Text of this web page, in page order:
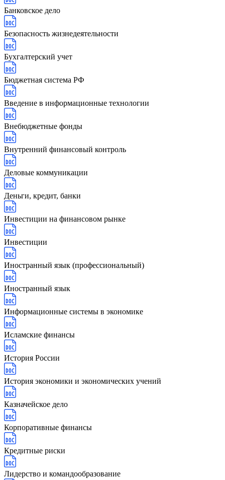
Банковское дело
Безопасность жизнедеятельности
Бухгалтерский учет
Бюджетная система РФ
Введение в информационные технологии
Внебюджетные фонды
Внутренний финансовый контроль
Деловые коммуникации
Деньги, кредит, банки
Инвестиции на финансовом рынке
Инвестиции
Иностранный язык (профессиональный)
Иностранный язык
Информационные системы в экономике
Исламские финансы
История России
История экономики и экономических учений
Казначейское дело
Корпоративные финансы
Кредитные риски
Лидерство и командообразование